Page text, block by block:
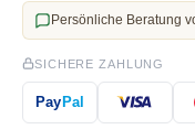
Persönliche Beratung
SICHERE ZAHLUNG
PayPal